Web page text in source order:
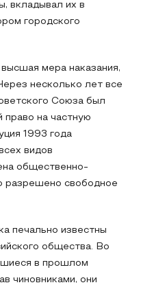
вкладывал их в
городского
мера наказания,
несколько лет все
Союза был
право на частную
1993 года
видов
общественно-
разрешено свободное
печально известны
общества. Во
в прошлом
чиновниками, они